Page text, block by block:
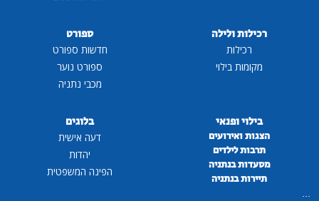
רכילות ולילה
רכילות
מקומות בילוי
ספורט
חדשות ספורט
ספורט נוער
מכבי נתניה
בילוי ופנאי
הצגות ואירועים
תרבות לילדים
מסעדות בנתניה
תיירות בנתניה
...
בלוגים
דעה אישית
יהדות
הפינה המשפטית